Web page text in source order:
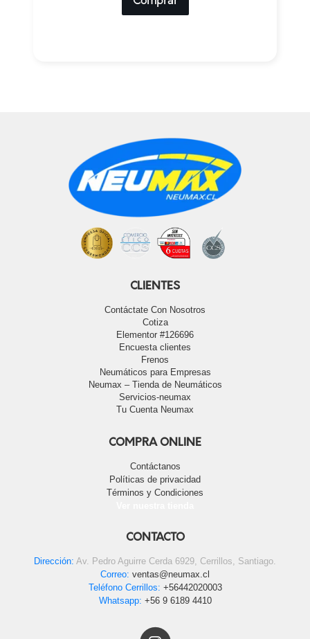
CLIENTES
Contáctate Con Nosotros
Cotiza
Elementor #126696
Encuesta clientes
Frenos
Neumáticos para Empresas
Neumax – Tienda de Neumáticos
Servicios-neumax
Tu Cuenta Neumax
COMPRA ONLINE
Contáctanos
Políticas de privacidad
Términos y Condiciones
CONTACTO
Dirección: Av. Pedro Aguirre Cerda 6929, Cerrillos, Santiago.
Correo: ventas@neumax.cl
Teléfono Cerrillos: +56442020003
Whatsapp: +56 9 6189 4410